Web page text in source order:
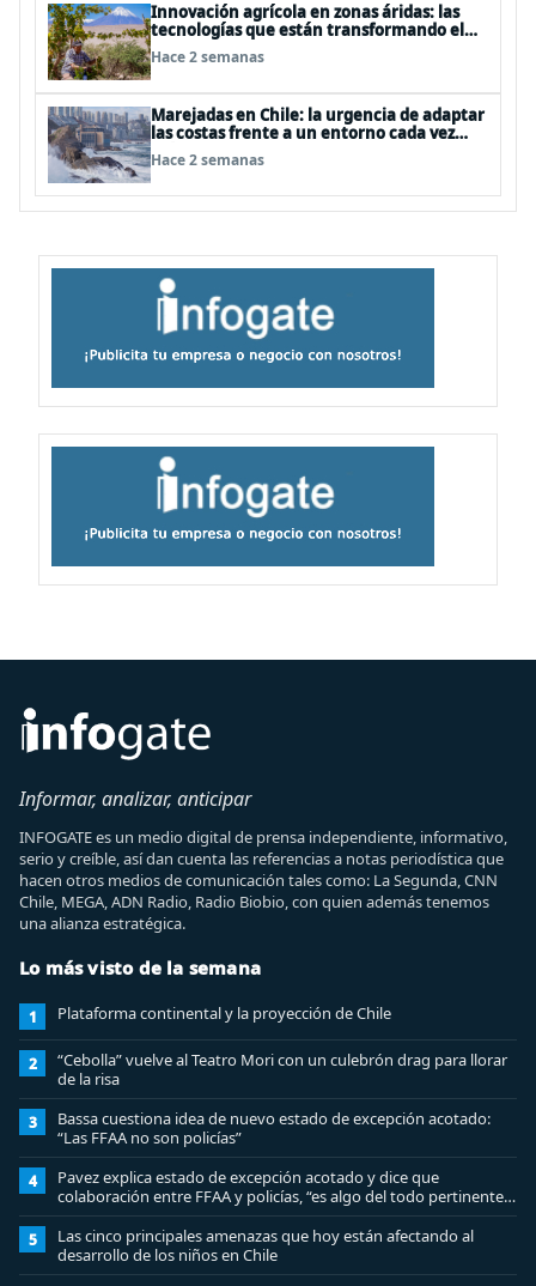
Innovación agrícola en zonas áridas: las
tecnologías que están transformando el
desierto de Atacama
Hace 2 semanas
Marejadas en Chile: la urgencia de adaptar
las costas frente a un entorno cada vez
más desafiante
Hace 2 semanas
Informar, analizar, anticipar
INFOGATE es un medio digital de prensa independiente, informativo,
serio y creíble, así dan cuenta las referencias a notas periodística que
hacen otros medios de comunicación tales como: La Segunda, CNN
Chile, MEGA, ADN Radio, Radio Biobio, con quien además tenemos
una alianza estratégica.
Lo más visto de la semana
1 Plataforma continental y la proyección de Chile
2
“Cebolla” vuelve al Teatro Mori con un culebrón drag para llorar
de la risa
3
Bassa cuestiona idea de nuevo estado de excepción acotado:
“Las FFAA no son policías”
4
Pavez explica estado de excepción acotado y dice que
colaboración entre FFAA y policías, “es algo del todo pertinente
analizar”
5
Las cinco principales amenazas que hoy están afectando al
desarrollo de los niños en Chile